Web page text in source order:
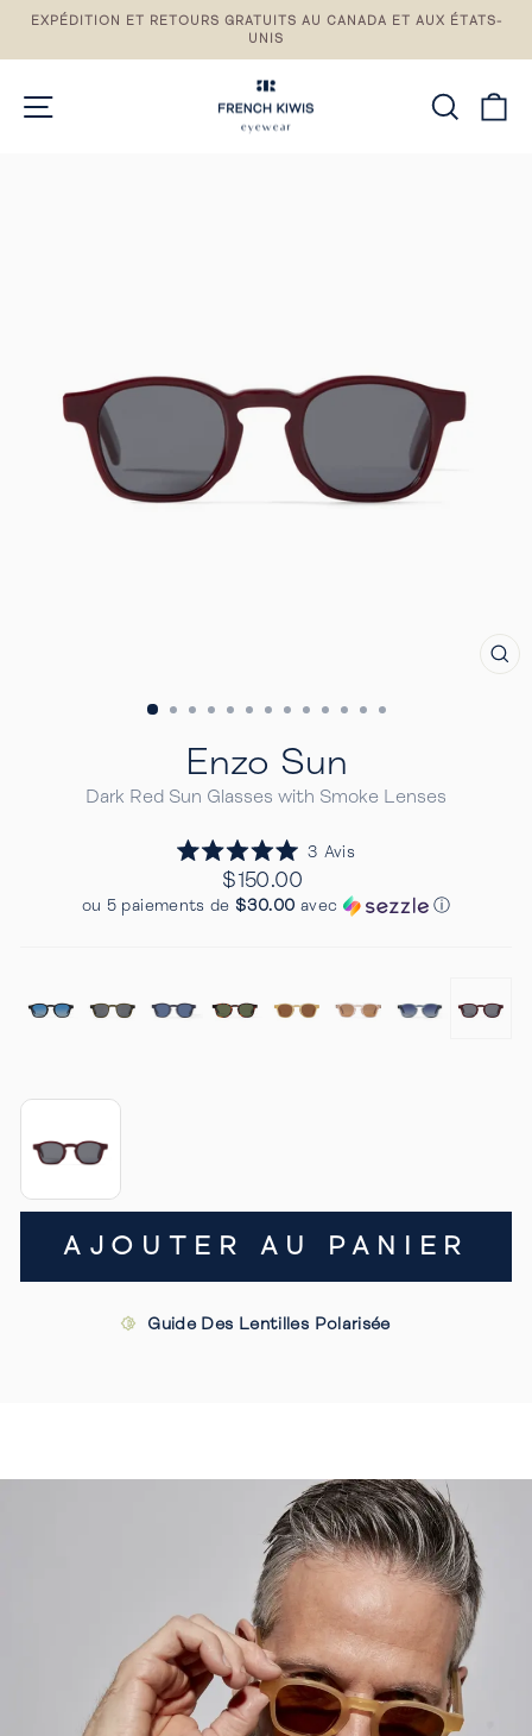
Passez
contenu
du
diaporama
EXPÉDITION ET RETOURS GRATUITS AU CANADA ET AUX ÉTATS-
UNIS
NAVIGATION DU SITE
Enzo Sun
Dark Red Sun Glasses with Smoke Lenses
Noté
5.0
sur
3 Avis
faire
Prix
Regulier
$150.00
ou 5 paiements de$30.00 avec ⓘ
AJOUTER AU PANIER
Guide Des Lentilles Polarisée